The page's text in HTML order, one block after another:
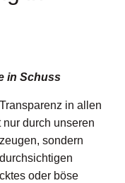
in Schuss
in allen
durch unseren
sondern
oder böse